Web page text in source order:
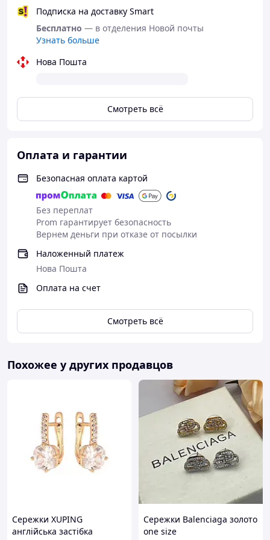
Подписка на доставку Smart
Бесплатно — в отделения Новой почты
Узнать больше
Нова Пошта
Смотреть всё
Оплата и гарантии
Безопасная оплата картой
Без переплат
Prom гарантирует безопасность
Вернем деньги при отказе от посылки
Наложенный платеж
Нова Пошта
Оплата на счет
Смотреть всё
Похожее у других продавцов
Сережки XUPING
англійська застібка
Сережки Balenciaga золото
one size